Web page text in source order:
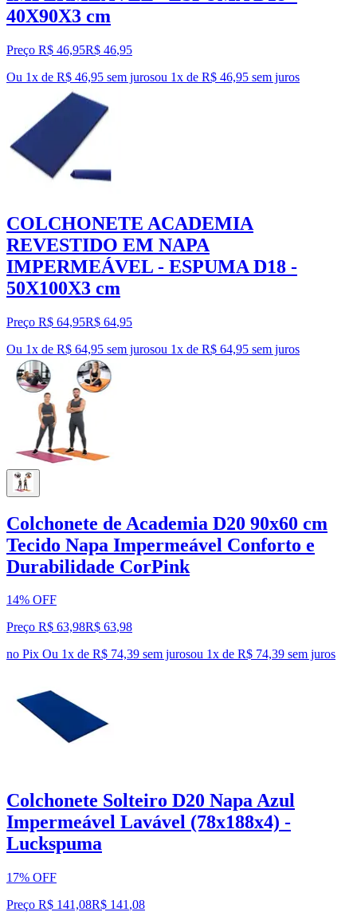
40X90X3 cm
Preço R$ 46,95R$ 46,95
Ou 1x de R$ 46,95 sem jurosou 1x de R$ 46,95 sem juros
COLCHONETE ACADEMIA
REVESTIDO EM NAPA
IMPERMEÁVEL - ESPUMA D18 -
50X100X3 cm
Preço R$ 64,95R$ 64,95
Ou 1x de R$ 64,95 sem jurosou 1x de R$ 64,95 sem juros
Colchonete de Academia D20 90x60 cm
Tecido Napa Impermeável Conforto e
Durabilidade CorPink
14% OFF
Preço R$ 63,98R$ 63,98
no Pix Ou 1x de R$ 74,39 sem jurosou 1x de R$ 74,39 sem juros
Colchonete Solteiro D20 Napa Azul
Impermeável Lavável (78x188x4) -
Luckspuma
17% OFF
Preço R$ 141,08R$ 141 ,08